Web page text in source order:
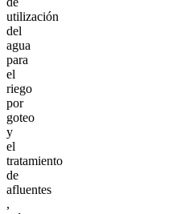
utilización
del
agua
para
el
riego
por
goteo
y
el
tratamiento
de
afluentes
,